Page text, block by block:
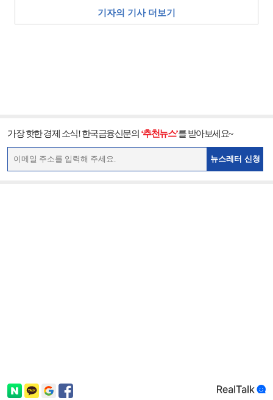
기자의 기사 더보기
가장 핫한 경제 소식! 한국금융신문의 ‘추천뉴스’를 받아보세요~
뉴스레터 신청